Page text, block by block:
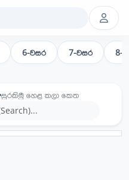
6-වසර 7-වසර 8-
සුරකිමු හෙළ කලා කෙත